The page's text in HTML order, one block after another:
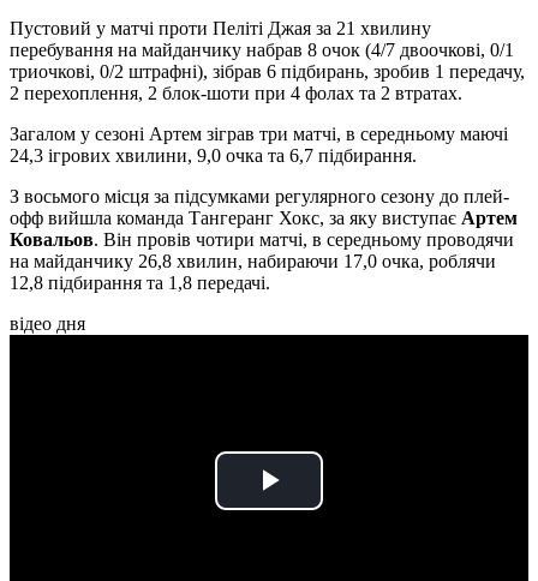
Пустовий у матчі проти Пеліті Джая за 21 хвилину
перебування на майданчику набрав 8 очок (4/7 двоочкові, 0/1
триочкові, 0/2 штрафні), зібрав 6 підбирань, зробив 1 передачу,
2 перехоплення, 2 блок-шоти при 4 фолах та 2 втратах.
Загалом у сезоні Артем зіграв три матчі, в середньому маючі
24,3 ігрових хвилини, 9,0 очка та 6,7 підбирання.
З восьмого місця за підсумками регулярного сезону до плей-
офф вийшла команда Тангеранг Хокс, за яку виступає Артем
Ковальов. Він провів чотири матчі, в середньому проводячи
на майданчику 26,8 хвилин, набираючи 17,0 очка, роблячи
12,8 підбирання та 1,8 передачі.
відео дня
Play